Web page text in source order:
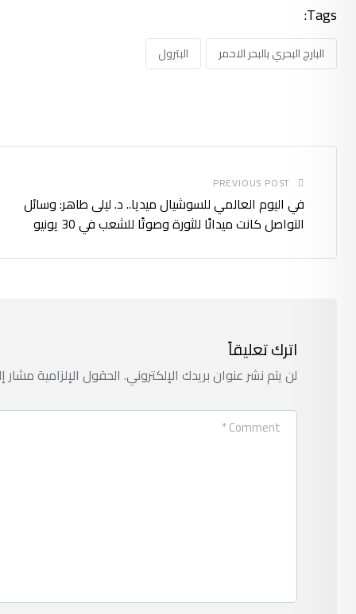
Tags:
البارج البحري بالبحر الاحمر البترول
PREVIOUS POST
في اليوم العالمي للسوشيال ميديا.. د. ليلى طاهر: وسائل
التواصل كانت ميدانًا للثورة وصوتًا للشعب في 30 يونيو
اترك تعليقاً
لن يتم نشر عنوان بريدك الإلكتروني.الحقول الإلزامية مشار